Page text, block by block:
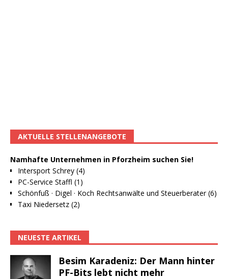
AKTUELLE STELLENANGEBOTE
Namhafte Unternehmen in Pforzheim suchen Sie!
Intersport Schrey (4)
PC-Service Staffl (1)
Schönfuß · Digel · Koch Rechtsanwälte und Steuerberater (6)
Taxi Niedersetz (2)
NEUESTE ARTIKEL
Besim Karadeniz: Der Mann hinter
PF-Bits lebt nicht mehr